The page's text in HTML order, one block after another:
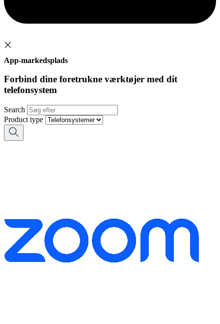
App-markedsplads
Forbind dine foretrukne værktøjer med dit
telefonsystem
Search
Product type